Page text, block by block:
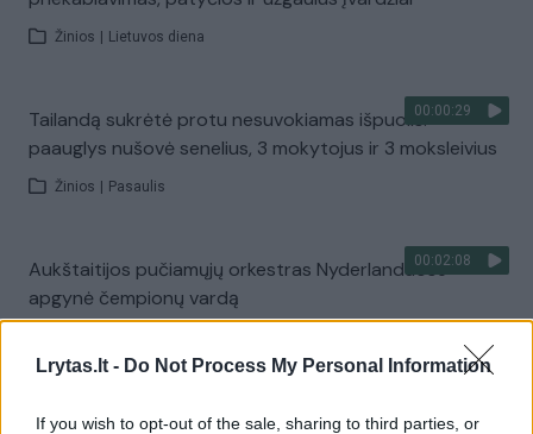
Lrytas.lt - Do Not Process My Personal Information
If you wish to opt-out of the sale, sharing to third parties, or
Žinios Lietuvos diena
00:00:29
Tailandą sukrėtė protu nesuvokiamas išpuolis:
paauglys nušovė senelius, 3 mokytojus ir 3 moksleivius
Žinios Pasaulis
00:02:08
Aukštaitijos pučiamųjų orkestras Nyderlanduose
apgynė čempionų vardą
Visi įrašai